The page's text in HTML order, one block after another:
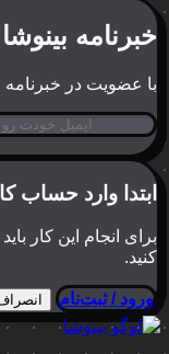
خبرنامه بینوشا
با عضویت در خبرنامه
ابتدا وارد حساب
برای انجام این کار
کنید.
ورود / ثبت‌نام